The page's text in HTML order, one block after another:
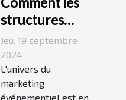
structures
gonflables
révolutionnent
le marketing
événementiel
Jeu. 19 septembre
2024
L'univers du
marketing
événementiel est en